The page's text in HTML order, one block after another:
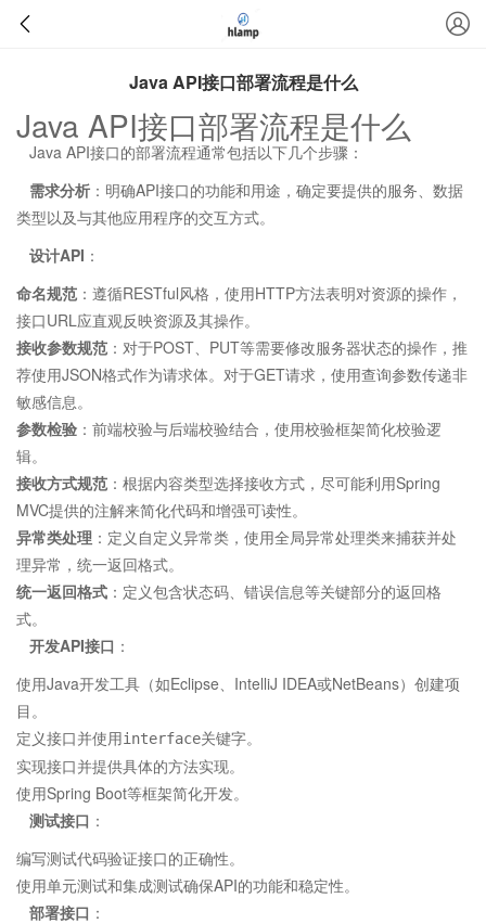
Java API接口部署流程是什么
Java API接口部署流程是什么
Java API接口的部署流程通常包括以下几个步骤：
需求分析 ：明确API接口的功能和用途，确定要提供的服务、数据
类型以及与其他应用程序的交互方式。
设计API ：
命名规范 ：遵循RESTful风格，使用HTTP方法表明对资源的操作，
接口URL应直观反映资源及其操作。
接收参数规范 ：对于POST、PUT等需要修改服务器状态的操作，推
荐使用JSON格式作为请求体。对于GET请求，使用查询参数传递非
敏感信息。
参数检验 ：前端校验与后端校验结合，使用校验框架简化校验逻
辑。
接收方式规范 ：根据内容类型选择接收方式，尽可能利用Spring
MVC提供的注解来简化代码和增强可读性。
异常类处理 ：定义自定义异常类，使用全局异常处理类来捕获并处
理异常，统一返回格式。
统一返回格式 ：定义包含状态码、错误信息等关键部分的返回格
式。
开发API接口 ：
使用Java开发工具（如Eclipse、IntelliJ IDEA或NetBeans）创建项
目。
定义接口并使用interface关键字。
实现接口并提供具体的方法实现。
使用Spring Boot等框架简化开发。
测试接口 ：
编写测试代码验证接口的正确性。
使用单元测试和集成测试确保API的功能和稳定性。
部署接口 ：